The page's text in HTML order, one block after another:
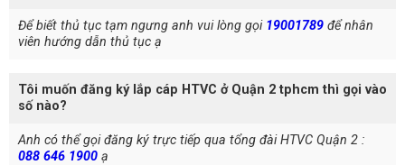
Để biết thủ tục tạm ngưng anh vui lòng gọi 19001789 để nhân
viên hướng dẫn thủ tục ạ
Tôi muốn đăng ký lắp cáp HTVC ở Quận 2 tphcm thì gọi vào
số nào?
Anh có thể gọi đăng ký trực tiếp qua tổng đài HTVC Quận 2 :
088 646 1900 ạ